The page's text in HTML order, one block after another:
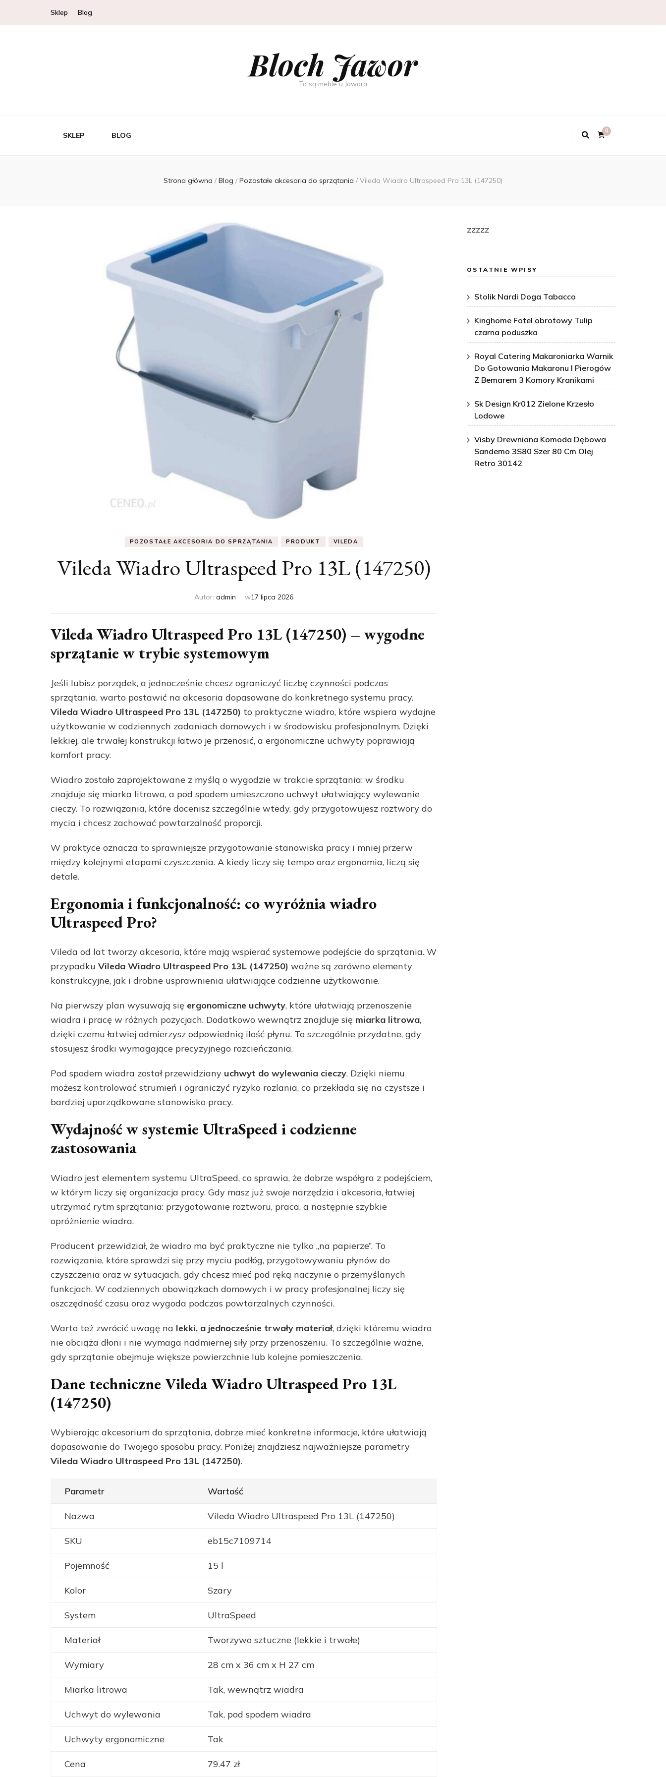
Sklep Blog
Bloch Jawor
To są meble u Jawora
SKLEP BLOG
0
Strona główna / Blog / Pozostałe akcesoria do sprzątania / Vileda Wiadro Ultraspeed Pro 13L (147250)
POZOSTAŁE AKCESORIA DO SPRZĄTANIA PRODUKT VILEDA
Vileda Wiadro Ultraspeed Pro 13L (147250)
Autor: admin w17 lipca 2026
Vileda Wiadro Ultraspeed Pro 13L (147250) – wygodne
sprzątanie w trybie systemowym
Jeśli lubisz porządek, a jednocześnie chcesz ograniczyć liczbę czynności podczas
sprzątania, warto postawić na akcesoria dopasowane do konkretnego systemu pracy.
Vileda Wiadro Ultraspeed Pro 13L (147250) to praktyczne wiadro, które wspiera wydajne
użytkowanie w codziennych zadaniach domowych i w środowisku profesjonalnym. Dzięki
lekkiej, ale trwałej konstrukcji łatwo je przenosić, a ergonomiczne uchwyty poprawiają
komfort pracy.
Wiadro zostało zaprojektowane z myślą o wygodzie w trakcie sprzątania: w środku
znajduje się miarka litrowa, a pod spodem umieszczono uchwyt ułatwiający wylewanie
cieczy. To rozwiązania, które docenisz szczególnie wtedy, gdy przygotowujesz roztwory do
mycia i chcesz zachować powtarzalność proporcji.
W praktyce oznacza to sprawniejsze przygotowanie stanowiska pracy i mniej przerw
między kolejnymi etapami czyszczenia. A kiedy liczy się tempo oraz ergonomia, liczą się
detale.
Ergonomia i funkcjonalność: co wyróżnia wiadro
Ultraspeed Pro?
Vileda od lat tworzy akcesoria, które mają wspierać systemowe podejście do sprzątania. W
przypadku Vileda Wiadro Ultraspeed Pro 13L (147250) ważne są zarówno elementy
konstrukcyjne, jak i drobne usprawnienia ułatwiające codzienne użytkowanie.
Na pierwszy plan wysuwają się ergonomiczne uchwyty, które ułatwiają przenoszenie
wiadra i pracę w różnych pozycjach. Dodatkowo wewnątrz znajduje się miarka litrowa,
dzięki czemu łatwiej odmierzysz odpowiednią ilość płynu. To szczególnie przydatne, gdy
stosujesz środki wymagające precyzyjnego rozcieńczania.
Pod spodem wiadra został przewidziany uchwyt do wylewania cieczy. Dzięki niemu
możesz kontrolować strumień i ograniczyć ryzyko rozlania, co przekłada się na czystsze i
bardziej uporządkowane stanowisko pracy.
Wydajność w systemie UltraSpeed i codzienne
zastosowania
Wiadro jest elementem systemu UltraSpeed, co sprawia, że dobrze współgra z podejściem,
w którym liczy się organizacja pracy. Gdy masz już swoje narzędzia i akcesoria, łatwiej
utrzymać rytm sprzątania: przygotowanie roztworu, praca, a następnie szybkie
opróżnienie wiadra.
Producent przewidział, że wiadro ma być praktyczne nie tylko „na papierze”. To
rozwiązanie, które sprawdzi się przy myciu podłóg, przygotowywaniu płynów do
czyszczenia oraz w sytuacjach, gdy chcesz mieć pod ręką naczynie o przemyślanych
funkcjach. W codziennych obowiązkach domowych i w pracy profesjonalnej liczy się
oszczędność czasu oraz wygoda podczas powtarzalnych czynności.
Warto też zwrócić uwagę na lekki, a jednocześnie trwały materiał, dzięki któremu wiadro
nie obciąża dłoni i nie wymaga nadmiernej siły przy przenoszeniu. To szczególnie ważne,
gdy sprzątanie obejmuje większe powierzchnie lub kolejne pomieszczenia.
Dane techniczne Vileda Wiadro Ultraspeed Pro 13L
(147250)
Wybierając akcesorium do sprzątania, dobrze mieć konkretne informacje, które ułatwiają
dopasowanie do Twojego sposobu pracy. Poniżej znajdziesz najważniejsze parametry
Vileda Wiadro Ultraspeed Pro 13L (147250).
Parametr Wartość
Nazwa Vileda Wiadro Ultraspeed Pro 13L (147250)
SKU eb15c7109714
Pojemność 15 l
Kolor Szary
System UltraSpeed
Materiał Tworzywo sztuczne (lekkie i trwałe)
Wymiary 28 cm x 36 cm x H 27 cm
Miarka litrowa Tak, wewnątrz wiadra
Uchwyt do wylewania Tak, pod spodem wiadra
Uchwyty ergonomiczne Tak
Cena 79.47 zł
zzzzz
OSTATNIE WPISY
Stolik Nardi Doga Tabacco
Kinghome Fotel obrotowy Tulip
czarna poduszka
Royal Catering Makaroniarka Warnik
Do Gotowania Makaronu I Pierogów
Z Bemarem 3 Komory Kranikami
Sk Design Kr012 Zielone Krzesło
Lodowe
Visby Drewniana Komoda Dębowa
Sandemo 3S80 Szer 80 Cm Olej
Retro 30142